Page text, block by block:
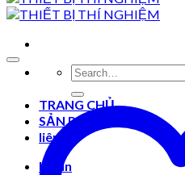
Search
for:
TRANG CHỦ
SẢN PHẨM
liên hệ
Login